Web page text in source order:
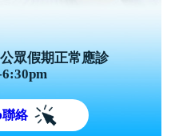
眾假期正常應診
絡